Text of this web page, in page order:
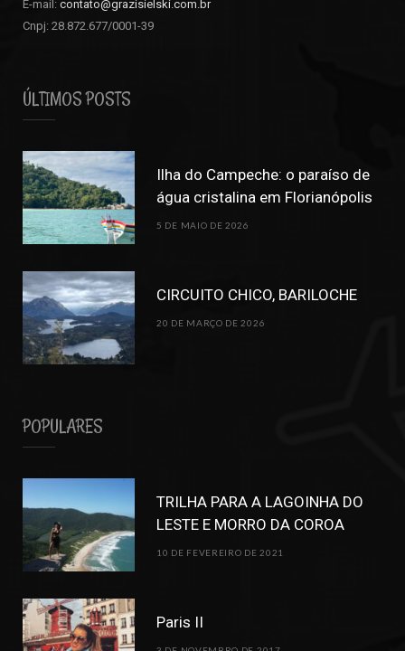
E-mail: contato@grazisielski.com.br
Cnpj: 28.872.677/0001-39
ÚLTIMOS POSTS
Ilha do Campeche: o paraíso de
água cristalina em Florianópolis
5 DE MAIO DE 2026
CIRCUITO CHICO, BARILOCHE
20 DE MARÇO DE 2026
POPULARES
TRILHA PARA A LAGOINHA DO
LESTE E MORRO DA COROA
10 DE FEVEREIRO DE 2021
Paris II